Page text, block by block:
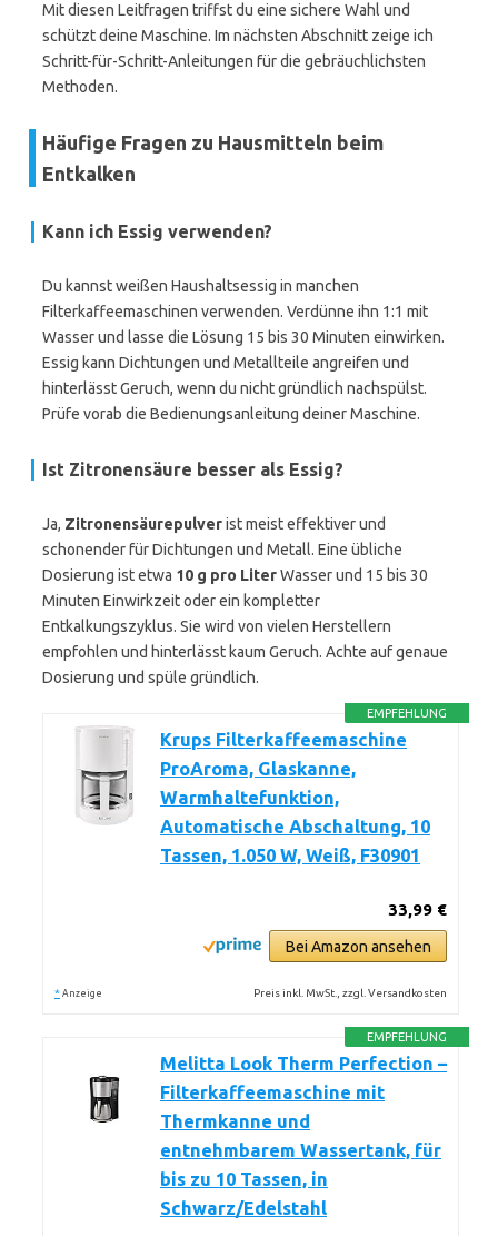
Mit diesen Leitfragen triffst du eine sichere Wahl und
schützt deine Maschine. Im nächsten Abschnitt zeige ich
Schritt-für-Schritt-Anleitungen für die gebräuchlichsten
Methoden.
Häufige Fragen zu Hausmitteln beim
Entkalken
Kann ich Essig verwenden?
Du kannst weißen Haushaltsessig in manchen
Filterkaffeemaschinen verwenden. Verdünne ihn 1:1 mit
Wasser und lasse die Lösung 15 bis 30 Minuten einwirken.
Essig kann Dichtungen und Metallteile angreifen und
hinterlässt Geruch, wenn du nicht gründlich nachspülst.
Prüfe vorab die Bedienungsanleitung deiner Maschine.
Ist Zitronensäure besser als Essig?
Ja, Zitronensäurepulverist meist effektiver und
schonender für Dichtungen und Metall. Eine übliche
Dosierung ist etwa 10 g pro LiterWasser und 15 bis 30
Minuten Einwirkzeit oder ein kompletter
Entkalkungszyklus. Sie wird von vielen Herstellern
empfohlen und hinterlässt kaum Geruch. Achte auf genaue
Dosierung und spüle gründlich.
EMPFEHLUNG
Krups Filterkaffeemaschine
ProAroma, Glaskanne,
Warmhaltefunktion,
Automatische Abschaltung, 10
Tassen, 1.050 W, Weiß, F30901
33,99 €
Bei Amazon ansehen
* Anzeige Preis inkl. MwSt., zzgl. Versandkosten
EMPFEHLUNG
Melitta Look Therm Perfection –
Filterkaffeemaschine mit
Thermkanne und
entnehmbarem Wassertank, für
bis zu 10 Tassen, in
Schwarz/Edelstahl